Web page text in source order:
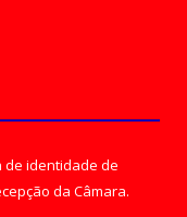
de identidade de
da Câmara.